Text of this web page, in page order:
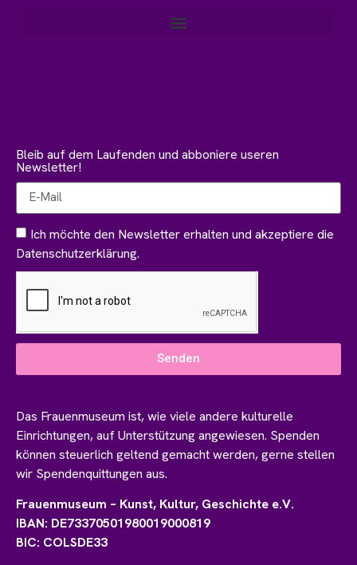
Bleib auf dem Laufenden und abboniere useren
Newsletter!
Ich möchte den Newsletter erhalten und akzeptiere die
Datenschutzerklärung.
Senden
Das Frauenmuseum ist, wie viele andere kulturelle
Einrichtungen, auf Unterstützung angewiesen. Spenden
können steuerlich geltend gemacht werden, gerne stellen
wir Spendenquittungen aus.
Frauenmuseum – Kunst, Kultur, Geschichte e.V.
IBAN: DE73370501980019000819
BIC: COLSDE33